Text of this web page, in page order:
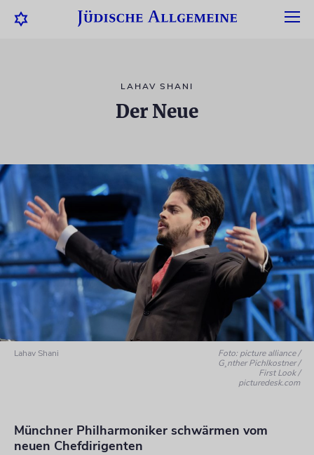
LAHAV SHANI
Der Neue
Lahav Shani
Foto: picture alliance /
G¸nther Pichlkostner /
First Look /
picturedesk.com
Münchner Philharmoniker schwärmen vom
neuen Chefdirigenten